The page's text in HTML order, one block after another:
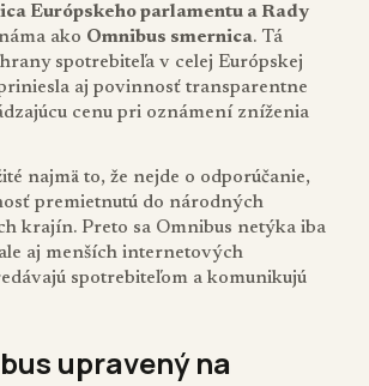
Európskeho parlamentu a Rady
ako Omnibus smernica. Tá
spotrebiteľa v celej Európskej
aj povinnosť transparentne
cenu pri oznámení zníženia
najmä to, že nejde o odporúčanie,
premietnutú do národných
krajín. Preto sa Omnibus netýka iba
aj menších internetových
spotrebiteľom a komunikujú
upravený na